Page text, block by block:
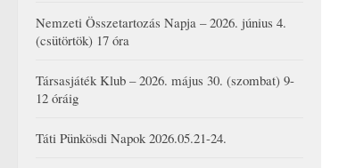
Nemzeti Összetartozás Napja – 2026. június 4.
(csütörtök) 17 óra
Társasjáték Klub – 2026. május 30. (szombat) 9-
12 óráig
Táti Pünkösdi Napok 2026.05.21-24.